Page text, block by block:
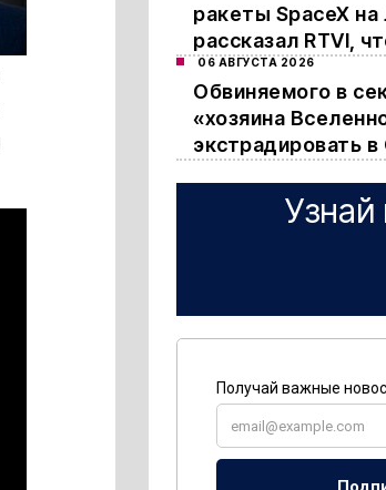
ракеты SpaceX
рассказал RTVI,
06 АВГУСТА 2026
Обвиняемого в
«хозяина
экстрадировать
Узнай